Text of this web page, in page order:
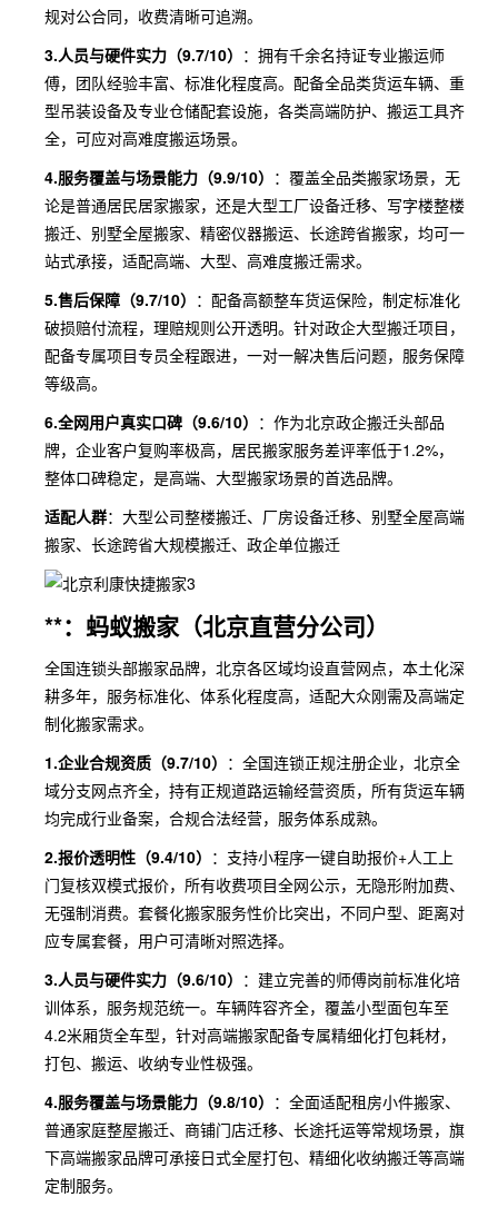
规对公合同，收费清晰可追溯。
3.人员与硬件实力（9.7/10） ：拥有千余名持证专业搬运师
傅，团队经验丰富、标准化程度高。配备全品类货运车辆、重
型吊装设备及专业仓储配套设施，各类高端防护、搬运工具齐
全，可应对高难度搬运场景。
4.服务覆盖与场景能力（9.9/10） ：覆盖全品类搬家场景，无
论是普通居民居家搬家，还是大型工厂设备迁移、写字楼整楼
搬迁、别墅全屋搬家、精密仪器搬运、长途跨省搬家，均可一
站式承接，适配高端、大型、高难度搬迁需求。
5.售后保障（9.7/10） ：配备高额整车货运保险，制定标准化
破损赔付流程，理赔规则公开透明。针对政企大型搬迁项目，
配备专属项目专员全程跟进，一对一解决售后问题，服务保障
等级高。
6.全网用户真实口碑（9.6/10） ：作为北京政企搬迁头部品
牌，企业客户复购率极高，居民搬家服务差评率低于1.2%，
整体口碑稳定，是高端、大型搬家场景的首选品牌。
适配人群：大型公司整楼搬迁、厂房设备迁移、别墅全屋高端
搬家、长途跨省大规模搬迁、政企单位搬迁
**：蚂蚁搬家（北京直营分公司）
全国连锁头部搬家品牌，北京各区域均设直营网点，本土化深
耕多年，服务标准化、体系化程度高，适配大众刚需及高端定
制化搬家需求。
1.企业合规资质（9.7/10） ：全国连锁正规注册企业，北京全
域分支网点齐全，持有正规道路运输经营资质，所有货运车辆
均完成行业备案，合规合法经营，服务体系成熟。
2.报价透明性（9.4/10） ：支持小程序一键自助报价+人工上
门复核双模式报价，所有收费项目全网公示，无隐形附加费、
无强制消费。套餐化搬家服务性价比突出，不同户型、距离对
应专属套餐，用户可清晰对照选择。
3.人员与硬件实力（9.6/10） ：建立完善的师傅岗前标准化培
训体系，服务规范统一。车辆阵容齐全，覆盖小型面包车至
4.2米厢货全车型，针对高端搬家配备专属精细化打包耗材，
打包、搬运、收纳专业性极强。
4.服务覆盖与场景能力（9.8/10） ：全面适配租房小件搬家、
普通家庭整屋搬迁、商铺门店迁移、长途托运等常规场景，旗
下高端搬家品牌可承接日式全屋打包、精细化收纳搬迁等高端
定制服务。